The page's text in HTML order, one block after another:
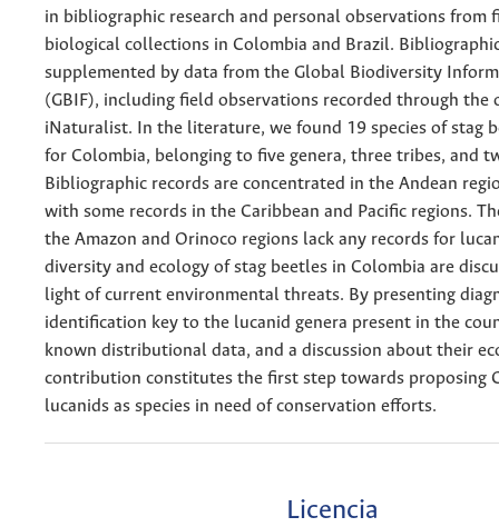
in bibliographic research and personal observations from
biological collections in Colombia and Brazil.
supplemented by data from the Global Biodiversity
(GBIF), including field observations recorded through the
iNaturalist. In the literature, we found 19 species of stag
for Colombia, belonging to five genera, three tribes, and
Bibliographic records are concentrated in the Andean
with some records in the Caribbean and Pacific regions.
the Amazon and Orinoco regions lack any records for
diversity and ecology of stag beetles in Colombia are
light of current environmental threats. By presenting
identification key to the lucanid genera present in the
known distributional data, and a discussion about their
contribution constitutes the first step towards proposing
lucanids as species in need of conservation efforts.
Licencia